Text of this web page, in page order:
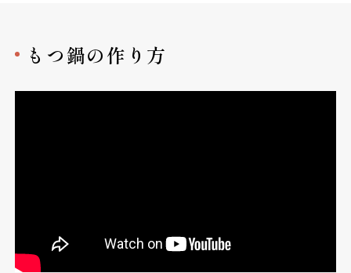
もつ鍋の作り方